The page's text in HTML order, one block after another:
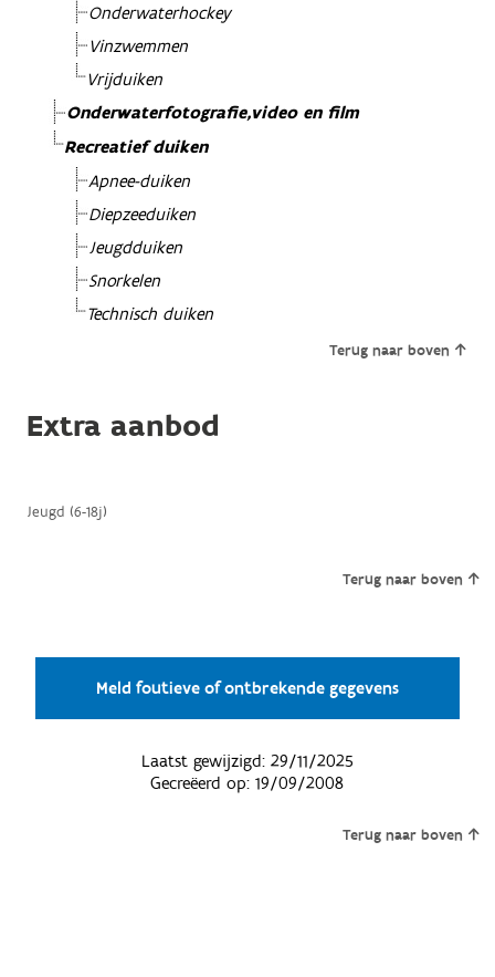
Onderwaterhockey
Vinzwemmen
Vrijduiken
Onderwaterfotografie,video en film
Recreatief duiken
Apnee-duiken
Diepzeeduiken
Jeugdduiken
Snorkelen
Technisch duiken
Terug naar boven
Extra aanbod
Jeugd (6-18j)
Terug naar boven
Meld foutieve of ontbrekende gegevens
Laatst gewijzigd: 29/11/2025
Gecreëerd op:19/09/2008
Terug naar boven